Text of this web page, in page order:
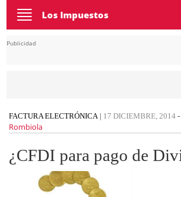
Toggle
navigation
Los Impuestos
Publicidad
FACTURA ELECTRÓNICA| 17 DICIEMBRE, 2014 -
Rombiola
¿CFDI para pago de